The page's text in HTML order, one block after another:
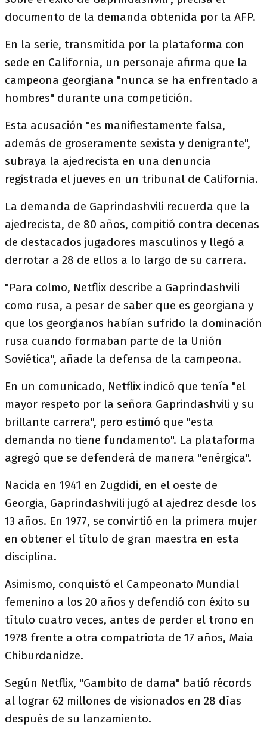
documento de la demanda obtenida por la AFP.
En la serie, transmitida por la plataforma con
sede en California, un personaje afirma que la
campeona georgiana "nunca se ha enfrentado a
hombres" durante una competición.
Esta acusación "es manifiestamente falsa,
además de groseramente sexista y denigrante",
subraya la ajedrecista en una denuncia
registrada el jueves en un tribunal de California.
La demanda de Gaprindashvili recuerda que la
ajedrecista, de 80 años, compitió contra decenas
de destacados jugadores masculinos y llegó a
derrotar a 28 de ellos a lo largo de su carrera.
"Para colmo, Netflix describe a Gaprindashvili
como rusa, a pesar de saber que es georgiana y
que los georgianos habían sufrido la dominación
rusa cuando formaban parte de la Unión
Soviética", añade la defensa de la campeona.
En un comunicado, Netflix indicó que tenía "el
mayor respeto por la señora Gaprindashvili y su
brillante carrera", pero estimó que "esta
demanda no tiene fundamento". La plataforma
agregó que se defenderá de manera "enérgica".
Nacida en 1941 en Zugdidi, en el oeste de
Georgia, Gaprindashvili jugó al ajedrez desde los
13 años. En 1977, se convirtió en la primera mujer
en obtener el título de gran maestra en esta
disciplina.
Asimismo, conquistó el Campeonato Mundial
femenino a los 20 años y defendió con éxito su
título cuatro veces, antes de perder el trono en
1978 frente a otra compatriota de 17 años, Maia
Chiburdanidze.
Según Netflix, "Gambito de dama" batió récords
al lograr 62 millones de visionados en 28 días
después de su lanzamiento.